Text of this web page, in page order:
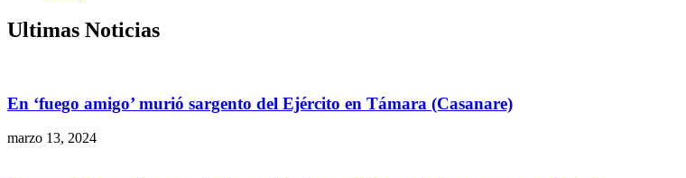
Ultimas Noticias
En ‘fuego amigo’ murió sargento del Ejército en Támara (Casanare)
marzo 13, 2024